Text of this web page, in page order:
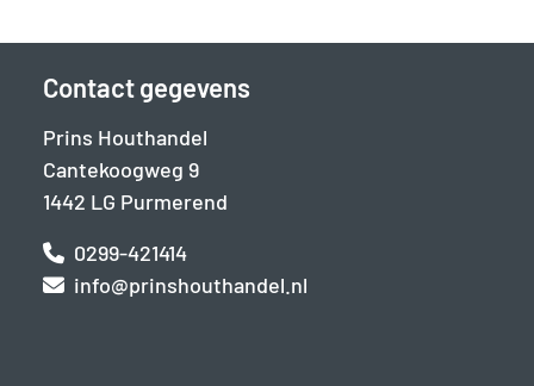
Contact gegevens
Prins Houthandel
Cantekoogweg 9
1442 LG Purmerend
0299-421414
info@prinshouthandel.nl